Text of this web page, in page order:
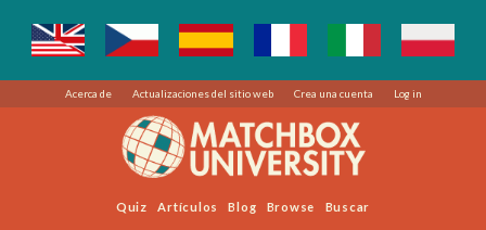
Acerca de Actualizaciones del sitio web Crea una cuenta Log in
Quiz Artículos Blog Browse Buscar